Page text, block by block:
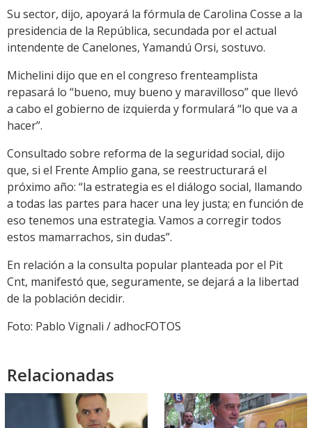
Su sector, dijo, apoyará la fórmula de Carolina Cosse a la
presidencia de la República, secundada por el actual
intendente de Canelones, Yamandú Orsi, sostuvo.
Michelini dijo que en el congreso frenteamplista
repasará lo “bueno, muy bueno y maravilloso” que llevó
a cabo el gobierno de izquierda y formulará “lo que va a
hacer”.
Consultado sobre reforma de la seguridad social, dijo
que, si el Frente Amplio gana, se reestructurará el
próximo año: “la estrategia es el diálogo social, llamando
a todas las partes para hacer una ley justa; en función de
eso tenemos una estrategia. Vamos a corregir todos
estos mamarrachos, sin dudas”.
En relación a la consulta popular planteada por el Pit
Cnt, manifestó que, seguramente, se dejará a la libertad
de la población decidir.
Foto: Pablo Vignali / adhocFOTOS
Relacionadas